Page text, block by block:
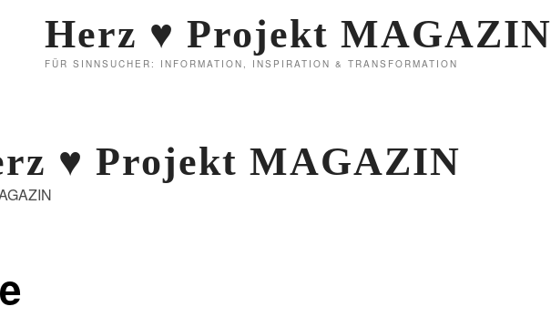
Herz ♥ Projekt MAGAZIN
FÜR SINNSUCHER: INFORMATION, INSPIRATION & TRANSFORMATION
♥ Projekt MAGAZIN